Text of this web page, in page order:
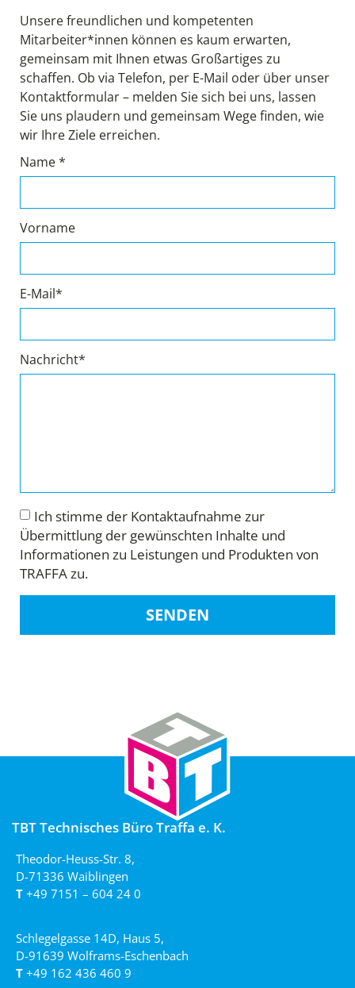
Unsere freundlichen und kompetenten
Mitarbeiter*innen können es kaum erwarten,
gemeinsam mit Ihnen etwas Großartiges zu
schaffen. Ob via Telefon, per E-Mail oder über unser
Kontaktformular – melden Sie sich bei uns, lassen
Sie uns plaudern und gemeinsam Wege finden, wie
wir Ihre Ziele erreichen.
Name *
Vorname
E-Mail*
Nachricht*
Ich stimme der Kontaktaufnahme zur
Übermittlung der gewünschten Inhalte und
Informationen zu Leistungen und Produkten von
TRAFFA zu.
SENDEN
TBT Technisches Büro Traffa e. K.
Theodor-Heuss-Str. 8,
D-71336 Waiblingen
T +49 7151 – 604 24 0
Schlegelgasse 14D, Haus 5,
D-91639 Wolframs-Eschenbach
T +49 162 436 460 9